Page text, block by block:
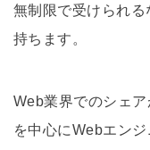
無制限で受けられ
持ちます。
Web業界でのシェ
を中心にWebエン